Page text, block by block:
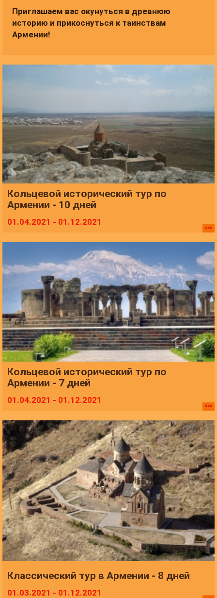
Приглашаем вас окунуться в древнюю
историю и прикоснуться к таинствам
Армении!
Кольцевой исторический тур по
Армении - 10 дней
01.04.2021 - 01.12.2021
Кольцевой исторический тур по
Армении - 7 дней
01.04.2021 - 01.12.2021
Классический тур в Армении - 8 дней
01.03.2021 - 01.12.2021